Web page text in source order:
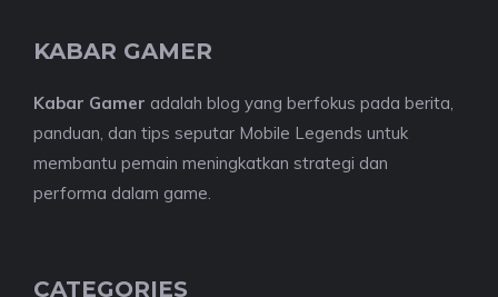
KABAR GAMER
Kabar Gamer adalah blog yang berfokus pada berita,
panduan, dan tips seputar Mobile Legends untuk
membantu pemain meningkatkan strategi dan
performa dalam game.
CATEGORIES